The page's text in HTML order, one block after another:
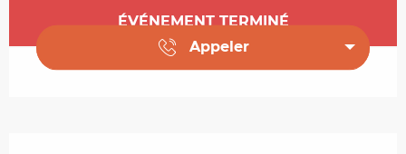
Ouverture et coordonnées
ÉVÉNEMENT TERMINÉ
Appeler